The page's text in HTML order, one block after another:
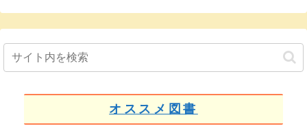
オススメ図書